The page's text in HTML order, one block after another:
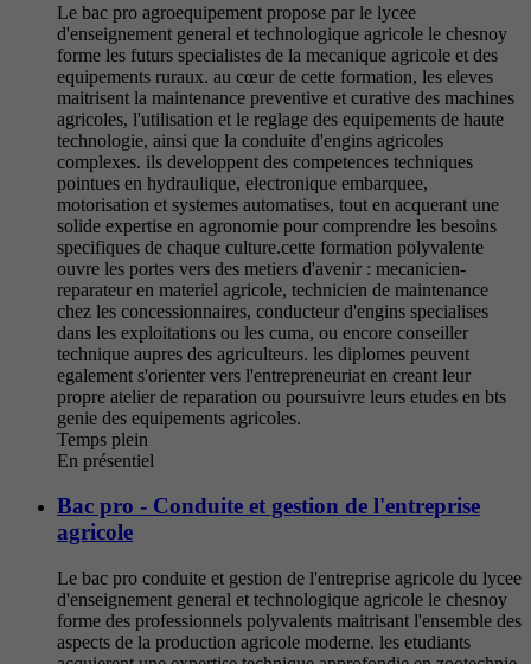
Le bac pro agroequipement propose par le lycee
d'enseignement general et technologique agricole le chesnoy
forme les futurs specialistes de la mecanique agricole et des
equipements ruraux. au cœur de cette formation, les eleves
maitrisent la maintenance preventive et curative des machines
agricoles, l'utilisation et le reglage des equipements de haute
technologie, ainsi que la conduite d'engins agricoles
complexes. ils developpent des competences techniques
pointues en hydraulique, electronique embarquee,
motorisation et systemes automatises, tout en acquerant une
solide expertise en agronomie pour comprendre les besoins
specifiques de chaque culture.cette formation polyvalente
ouvre les portes vers des metiers d'avenir : mecanicien-
reparateur en materiel agricole, technicien de maintenance
chez les concessionnaires, conducteur d'engins specialises
dans les exploitations ou les cuma, ou encore conseiller
technique aupres des agriculteurs. les diplomes peuvent
egalement s'orienter vers l'entrepreneuriat en creant leur
propre atelier de reparation ou poursuivre leurs etudes en bts
genie des equipements agricoles.
Temps plein
En présentiel
Bac pro - Conduite et gestion de l'entreprise
agricole
Le bac pro conduite et gestion de l'entreprise agricole du lycee
d'enseignement general et technologique agricole le chesnoy
forme des professionnels polyvalents maitrisant l'ensemble des
aspects de la production agricole moderne. les etudiants